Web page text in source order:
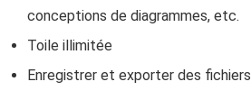
conceptions de diagrammes, etc.
Toile illimitée
Enregistrer et exporter des fichiers